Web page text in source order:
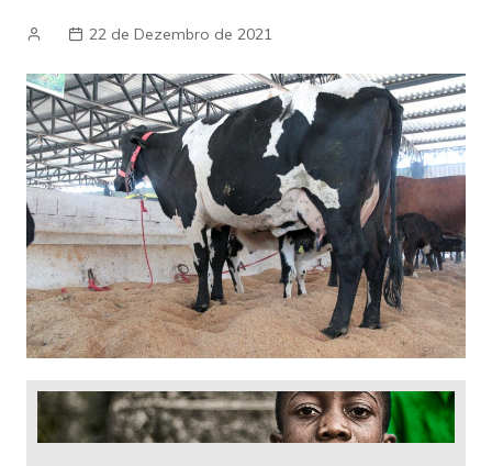
22 de Dezembro de 2021